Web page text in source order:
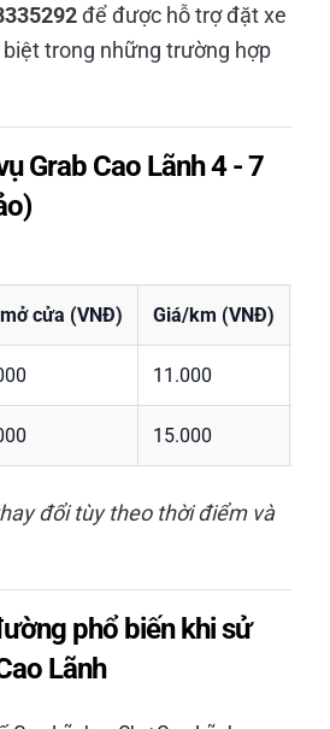
để được hỗ trợ đặt xe
trong những trường hợp
Grab Cao Lãnh 4 - 7
cửa (VNĐ) Giá/km (VNĐ)
11.000
15.000
đổi tùy theo thời điểm và
phổ biến khi sử
Lãnh